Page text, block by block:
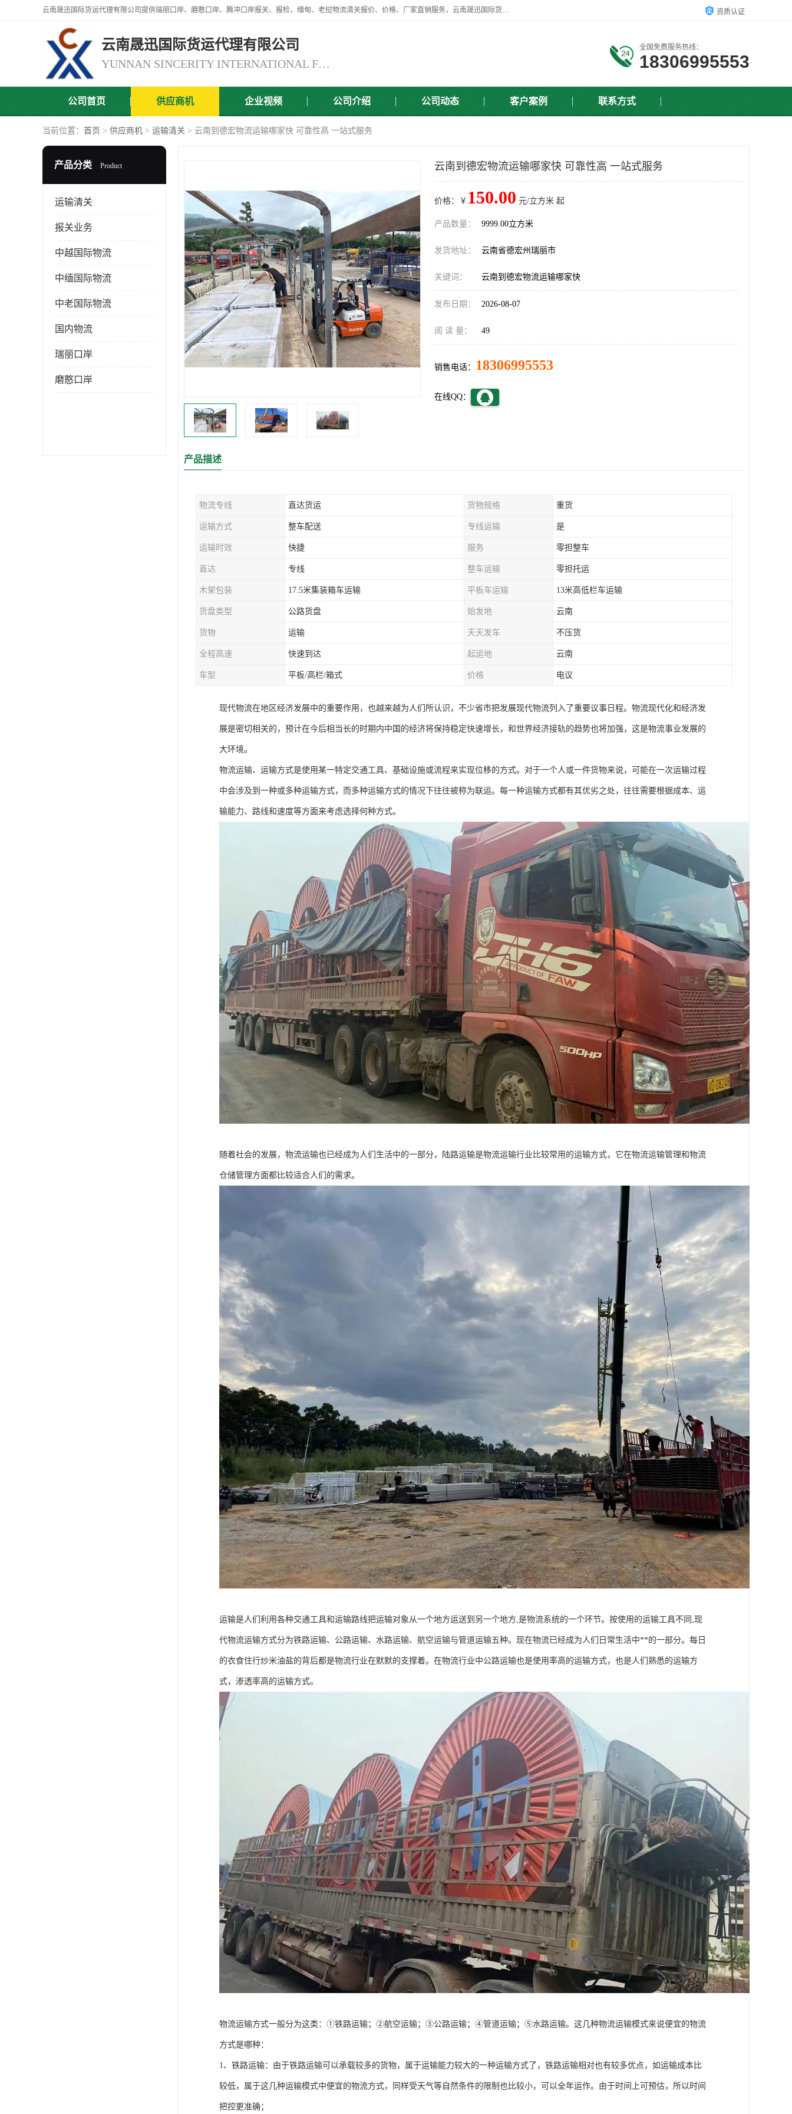
云南晟迅国际货运代理有限公司提供瑞丽口岸、磨憨口岸、腾冲口岸报关、报检，缅甸、老挝物流清关报价、价格、厂家直销服务，云南晟迅国际货运代理有限公司，由一支精通业务、经验丰富、责任心强的专业团队组建于,云南晟迅国际货运代理有限公司商铺。 资质认证
云南晟迅国际货运代理有限公司
YUNNAN SINCERITY INTERNATIONAL FREIGHT FOR WARDING CO.,LTD
全国免费服务热线：
18306995553
公司首页 供应商机 企业视频 公司介绍 公司动态 客户案例 联系方式
当前位置： 首页 > 供应商机 > 运输清关 > 云南到德宏物流运输哪家快 可靠性高 一站式服务
产品分类 Product
运输清关
报关业务
中越国际物流
中缅国际物流
中老国际物流
国内物流
瑞丽口岸
磨憨口岸
云南到德宏物流运输哪家快 可靠性高 一站式服务
价格：￥ 150.00 元/立方米 起
产品数量： 9999.00立方米
发货地址： 云南省德宏州瑞丽市
关键词： 云南到德宏物流运输哪家快
发布日期： 2026-08-07
阅 读 量： 49
销售电话： 18306995553
在线QQ：
产品描述
物流专线 直达货运 货物规格 重货
运输方式 整车配送 专线运输 是
运输时效 快捷 服务 零担整车
直达 专线 整车运输 零担托运
木架包装 17.5米集装箱车运输 平板车运输 13米高低栏车运输
货盘类型 公路货盘 始发地 云南
货物 运输 天天发车 不压货
全程高速 快速到达 起运地 云南
车型 平板/高栏/箱式 价格 电议
现代物流在地区经济发展中的重要作用，也越来越为人们所认识，不少省市把发展现代物流列入了重要议事日程。物流现代化和经济发
展是密切相关的，预计在今后相当长的时期内中国的经济将保持稳定快速增长，和世界经济接轨的趋势也将加强，这是物流事业发展的
大环境。
物流运输、运输方式是使用某一特定交通工具、基础设施或流程来实现位移的方式。对于一个人或一件货物来说，可能在一次运输过程
中会涉及到一种或多种运输方式，而多种运输方式的情况下往往被称为联运。每一种运输方式都有其优劣之处，往往需要根据成本、运
输能力、路线和速度等方面来考虑选择何种方式。
随着社会的发展，物流运输也已经成为人们生活中的一部分，陆路运输是物流运输行业比较常用的运输方式，它在物流运输管理和物流
仓储管理方面都比较适合人们的需求。
运输是人们利用各种交通工具和运输路线把运输对象从一个地方运送到另一个地方,是物流系统的一个环节。按使用的运输工具不同,现
代物流运输方式分为铁路运输、公路运输、水路运输、航空运输与管道运输五种。现在物流已经成为人们日常生活中**的一部分。每日
的衣食住行炒米油盐的背后都是物流行业在默默的支撑着。在物流行业中公路运输也是使用率高的运输方式，也是人们熟悉的运输方
式，渗透率高的运输方式。
物流运输方式一般分为这类：①铁路运输；②航空运输；③公路运输；④管道运输；⑤水路运输。这几种物流运输模式来说便宜的物流
方式是哪种：
1、铁路运输：由于铁路运输可以承载较多的货物，属于运输能力较大的一种运输方式了，铁路运输相对也有较多优点，如运输成本比
较低，属于这几种运输模式中便宜的物流方式，同样受天气等自然条件的限制也比较小，可以全年运作。由于时间上可预估，所以时间
把控更准确；